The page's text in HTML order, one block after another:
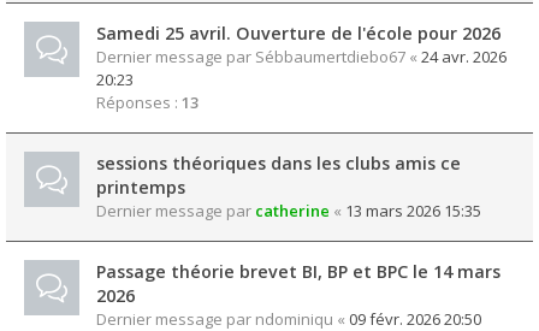
Samedi 25 avril. Ouverture de l'école pour 2026
Dernier message par Sébbaumertdiebo67 « 24 avr. 2026
20:23
Réponses : 13
sessions théoriques dans les clubs amis ce
printemps
Dernier message par catherine « 13 mars 2026 15:35
Passage théorie brevet BI, BP et BPC le 14 mars
2026
Dernier message par ndominiqu « 09 févr. 2026 20:50